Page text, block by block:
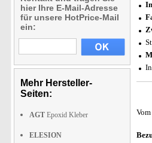
hier Ihre E-Mail-Adresse
für unsere HotPrice-Mail
ein:
Mehr Hersteller-
Seiten:
AGT Epoxid Kleber
ELESION